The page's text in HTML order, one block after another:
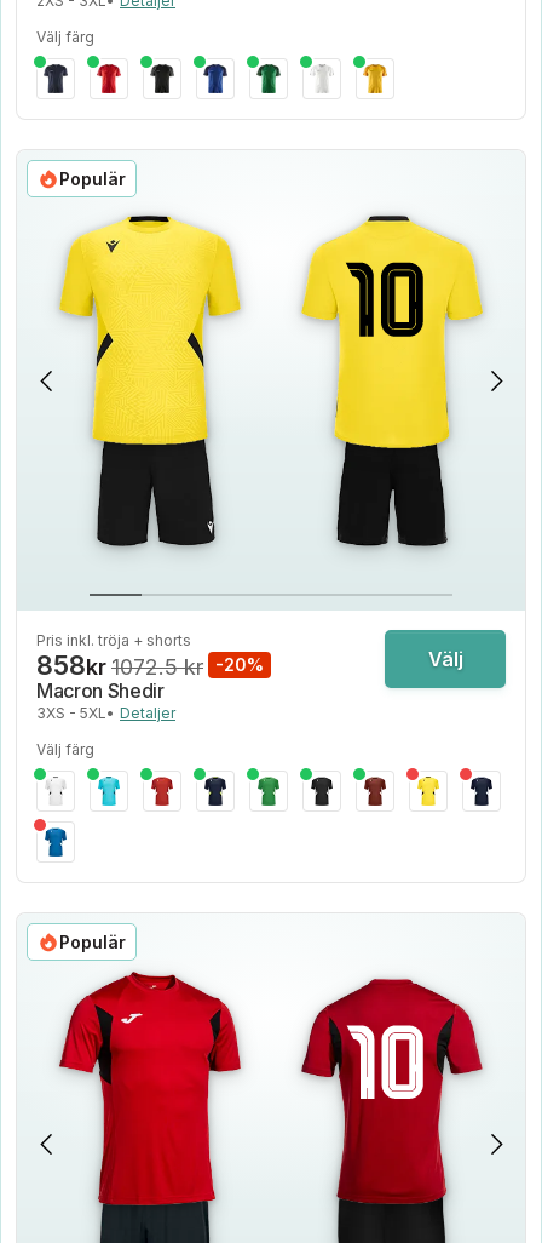
Välj färg
Populär
Pris inkl. tröja + shorts
858kr1072.5 kr -20%
Macron Shedir
3XS - 5XL• Detaljer
Välj
Välj färg
Populär